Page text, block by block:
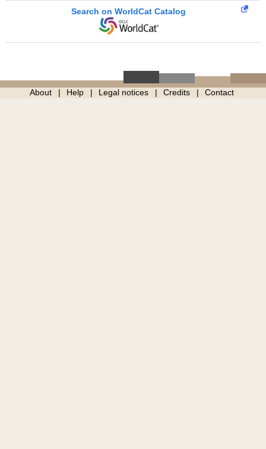
Search on WorldCat Catalog
About Help Legal notices Credits Contact